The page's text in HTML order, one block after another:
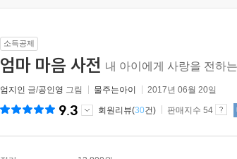
소득공제
엄마 마음 사전 내 아이에게 사랑을 전하
엄지인 글/공인영 그림 물주는아이 2017년 06월 20일
9.3 회원리뷰(30건) 판매지수 54